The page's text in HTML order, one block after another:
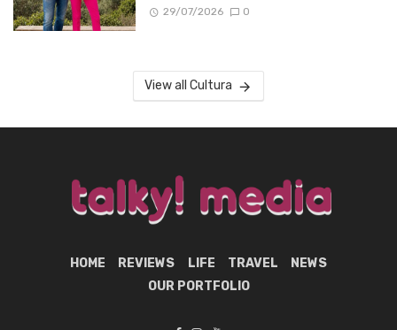
29/07/2026 0
View all Cultura
HOME REVIEWS LIFE TRAVEL
NEWS
OUR PORTFOLIO